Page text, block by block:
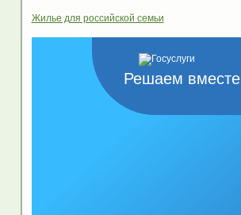
Жилье для российской семьи
Решаем вместе